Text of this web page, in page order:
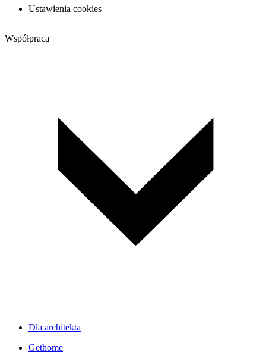
Ustawienia cookies
Współpraca
Dla architekta
Gethome